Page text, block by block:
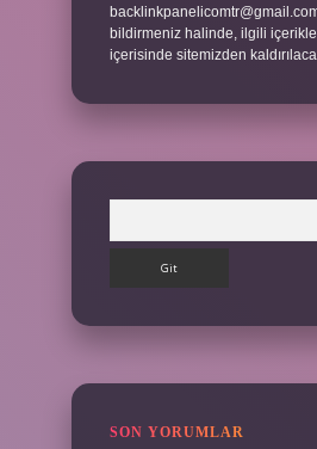
bildirmeniz halinde, ilgili
içerisinde sitemizden
SON YORUMLAR